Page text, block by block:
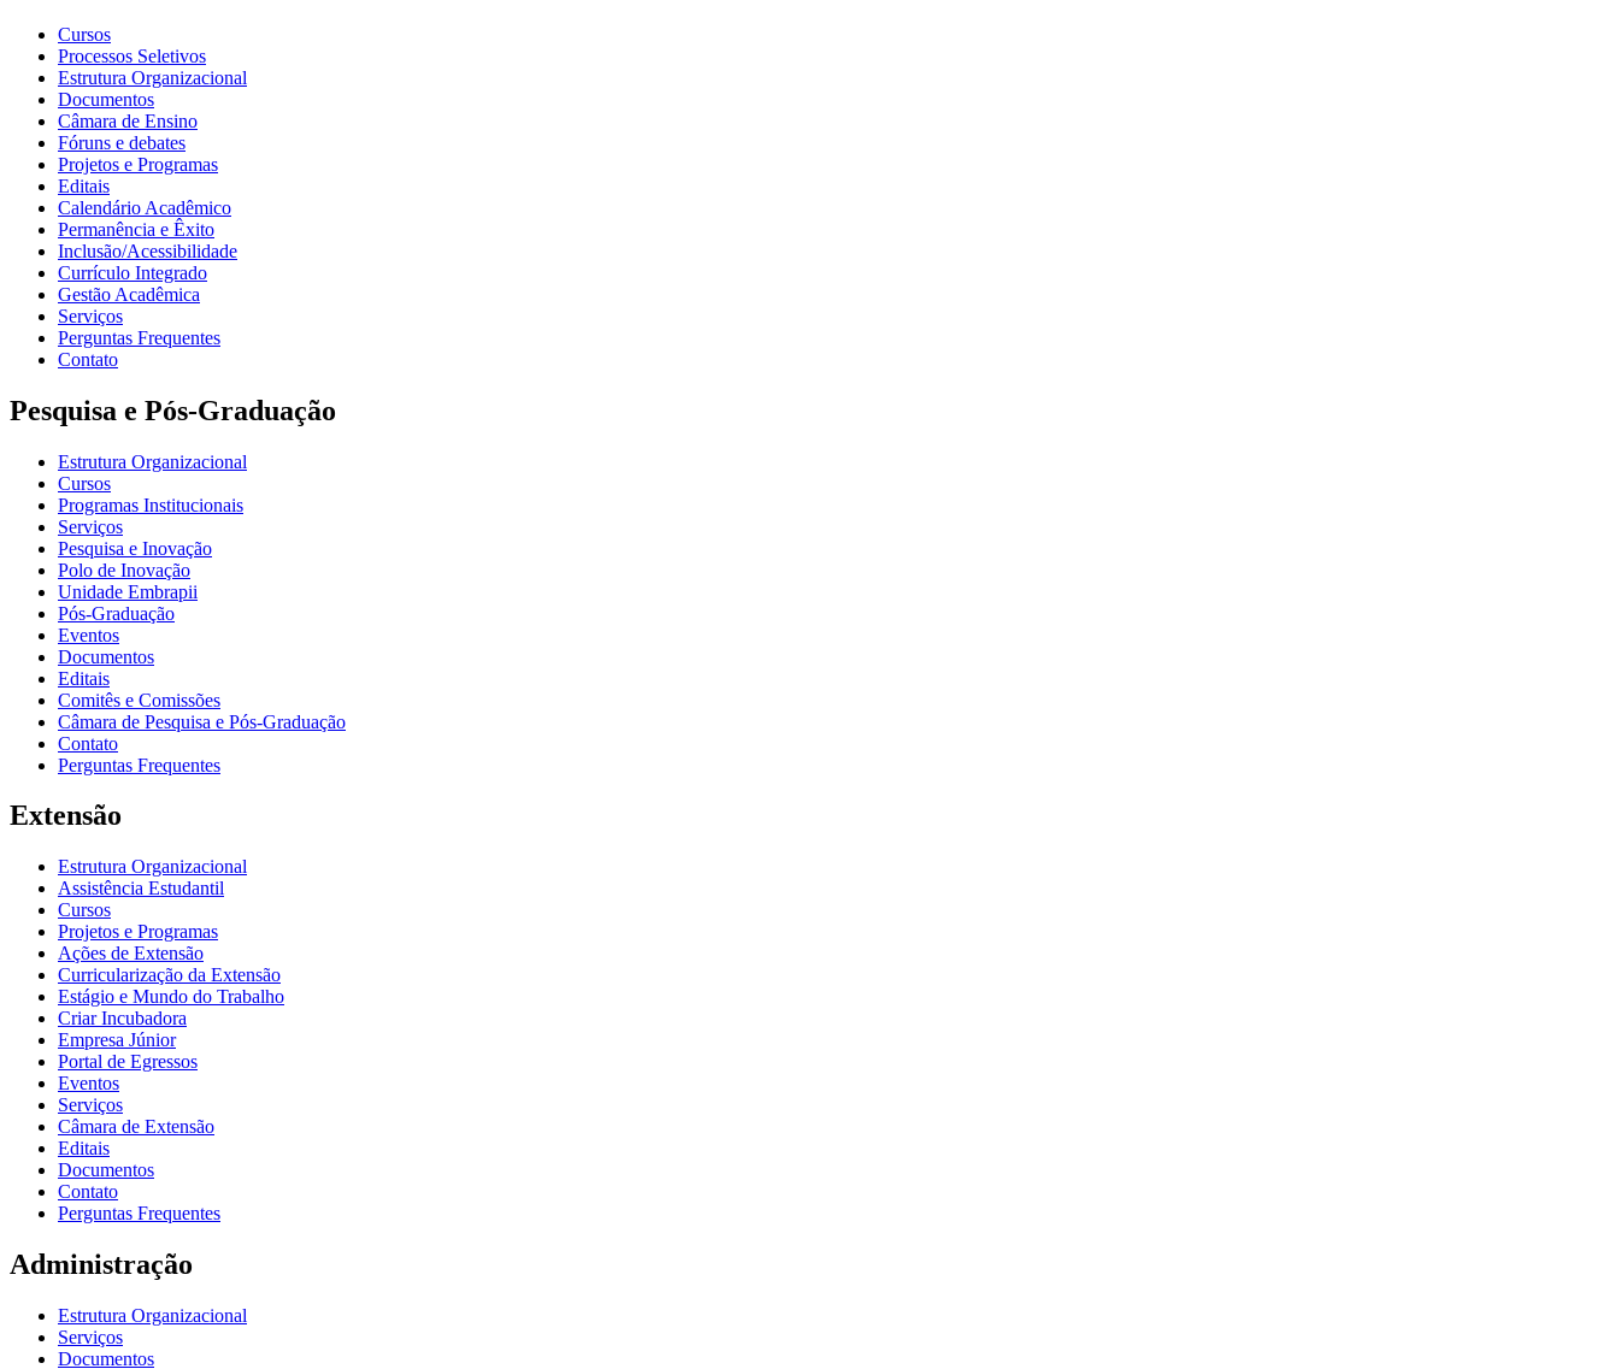
Cursos
Processos Seletivos
Estrutura Organizacional
Documentos
Câmara de Ensino
Fóruns e debates
Projetos e Programas
Editais
Calendário Acadêmico
Permanência e Êxito
Inclusão/Acessibilidade
Currículo Integrado
Gestão Acadêmica
Serviços
Perguntas Frequentes
Contato
Pesquisa e Pós-Graduação
Estrutura Organizacional
Cursos
Programas Institucionais
Serviços
Pesquisa e Inovação
Polo de Inovação
Unidade Embrapii
Pós-Graduação
Eventos
Documentos
Editais
Comitês e Comissões
Câmara de Pesquisa e Pós-Graduação
Contato
Perguntas Frequentes
Extensão
Estrutura Organizacional
Assistência Estudantil
Cursos
Projetos e Programas
Ações de Extensão
Curricularização da Extensão
Estágio e Mundo do Trabalho
Criar Incubadora
Empresa Júnior
Portal de Egressos
Eventos
Serviços
Câmara de Extensão
Editais
Documentos
Contato
Perguntas Frequentes
Administração
Estrutura Organizacional
Serviços
Documentos